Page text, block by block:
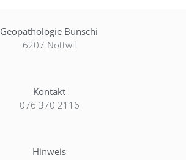
Geopathologie Bunschi
6207 Nottwil
Kontakt
076 370 2116
Hinweis